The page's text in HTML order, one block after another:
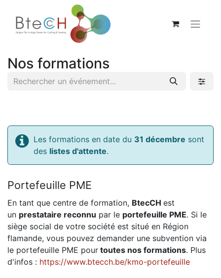
Nos formations
Les formations en date du 31 décembre sont
des listes d'attente.
Portefeuille PME
En tant que centre de formation, BtecCH est
un prestataire reconnu par le portefeuille PME. Si le
siège social de votre société est situé en Région
flamande, vous pouvez demander une subvention via
le portefeuille PME pour toutes nos formations. Plus
d'infos : https://www.btecch.be/kmo-portefeuille